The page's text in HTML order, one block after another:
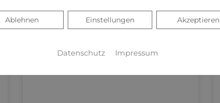
Akzeptieren
Einstellungen
Ablehnen
Ablehnen
Datenschutz Impressum